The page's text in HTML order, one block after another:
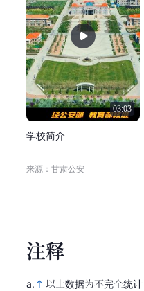
03:03
学校简介
来源：甘肃公安
注释
a.
以上数据为不完全统